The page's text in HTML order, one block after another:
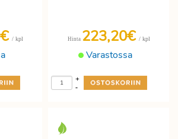
/ kpl
Varastossa
Hinta 223,20€ / kpl
-
+